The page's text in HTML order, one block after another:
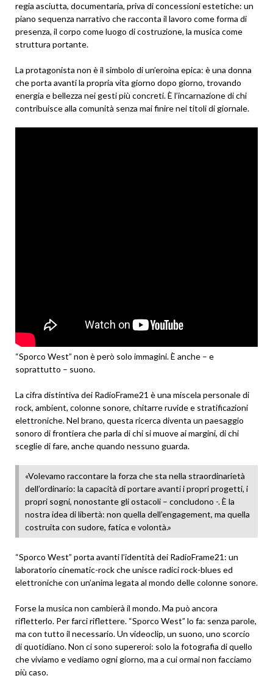
regia asciutta, documentaria, priva di concessioni estetiche: un
piano sequenza narrativo che racconta il lavoro come forma di
presenza, il corpo come luogo di costruzione, la musica come
struttura portante.
La protagonista non è il simbolo di un’eroina epica: è una donna
che porta avanti la propria vita giorno dopo giorno, trovando
energia e bellezza nei gesti più concreti. È l’incarnazione di chi
contribuisce alla comunità senza mai finire nei titoli di giornale.
“Sporco West” non è però solo immagini. È anche – e
soprattutto – suono.
La cifra distintiva dei RadioFrame21 è una miscela personale di
rock, ambient, colonne sonore, chitarre ruvide e stratificazioni
elettroniche. Nel brano, questa ricerca diventa un paesaggio
sonoro di frontiera che parla di chi si muove ai margini, di chi
sceglie di fare, anche quando nessuno guarda.
«Volevamo raccontare la forza che sta nella straordinarietà
dell’ordinario: la capacità di portare avanti i propri progetti, i
propri sogni, nonostante gli ostacoli – concludono -. È la
nostra idea di libertà: non quella dell’engagement, ma quella
costruita con sudore, fatica e volontà.»
“Sporco West” porta avanti l’identità dei RadioFrame21: un
laboratorio cinematic-rock che unisce radici rock-blues ed
elettroniche con un’anima legata al mondo delle colonne sonore.
Forse la musica non cambierà il mondo. Ma può ancora
rifletterlo. Per farci riflettere. “Sporco West” lo fa: senza parole,
ma con tutto il necessario. Un videoclip, un suono, uno scorcio
di quotidiano. Non ci sono supereroi: solo la fotografia di quello
che viviamo e vediamo ogni giorno, ma a cui ormai non facciamo
più caso.